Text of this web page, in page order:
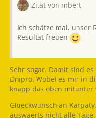
Zitat von mbert
Ich schätze mal, unser
Resultat freuen
Sehr sogar. Damit sind
Dnipro. Wobei es mir in
knapp das oben mitunter
Glueckwunsch an
auswaerts nicht alle